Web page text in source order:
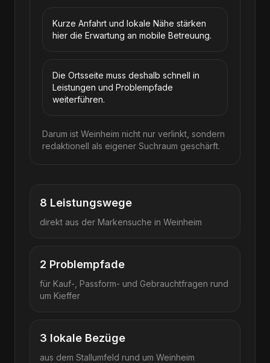
Kurze Anfahrt und lokale Nähe stärken
hier die Erwartung an mobile Betreuung.
Die Ortsseite muss deshalb schnell in
Leistungen und Problempfade
weiterführen.
Darum ist Weinheim nicht nur verlinkt, sondern
redaktionell als eigener Suchraum geschärft.
8 Leistungswege
direkt aus der Markensuche in Weinheim
2 Problempfade
für Kauf-, Passform- und Gebrauchtfragen rund
um Kieffer
3 lokale Bezüge
aus dem Stallumfeld rund um Weinheim